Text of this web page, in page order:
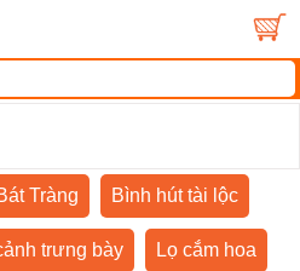
Tràng Bình hút tài lộc
trưng bày Lọ cắm hoa